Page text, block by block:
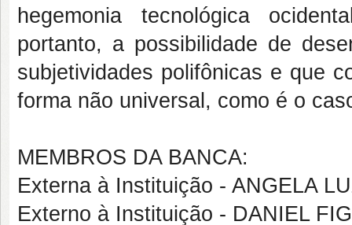
hegemonia tecnológica
portanto, a possibilidade de
subjetividades polifônicas e que
forma não universal, como é o
MEMBROS DA BANCA:
Externa à Instituição - ANGELA
Externo à Instituição - DANIEL